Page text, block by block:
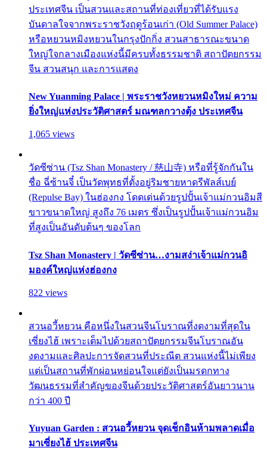
ประเทศจีน เป็นสวนและสถานที่ท่องเที่ยวที่ได้รับแรง
บันดาลใจจากพระราชวังฤดูร้อนเก่า (Old Summer Palace)
หรือหยวนหมิงหยวนในกรุงปักกิ่ง สวนสาธารณะขนาด
ใหญ่ใจกลางเมืองแห่งนี้มีครบทั้งธรรมชาติ สถาปัตยกรรม
จีน สวนสนุก และการแสดง
New Yuanming Palace | พระราชวังหยวนหมิงใหม่ ความ
ยิ่งใหญ่แห่งประวัติศาสตร์ มณฑลกวางตุ้ง ประเทศจีน
1,065 views
วัดซีซ่าน (Tsz Shan Monastery / 慈山寺) หรือที่รู้จักกันใน
ชื่อ ฉี่ซ้านจี๋ เป็นวัดพุทธที่ตั้งอยู่ริมชายหาดรีพัลส์เบย์
(Repulse Bay) ในฮ่องกง โดดเด่นด้วยรูปปั้นเจ้าแม่กวนอิมสี
ขาวขนาดใหญ่ สูงถึง 76 เมตร ซึ่งเป็นรูปปั้นเจ้าแม่กวนอิม
ที่สูงเป็นอันดับต้นๆ ของโลก
Tsz Shan Monastery | วัดซีซ่าน…งามสง่าเจ้าแม่กวนอิ
มองค์ใหญ่แห่งฮ่องกง
822 views
สวนอวี้หยวน คือหนึ่งในสวนจีนโบราณที่งดงามที่สุดใน
เซี่ยงไฮ้ เพราะเต็มไปด้วยสถาปัตยกรรมจีนโบราณอัน
งดงามและศิลปะการจัดสวนที่ประณีต สวนแห่งนี้ไม่เพียง
แต่เป็นสถานที่พักผ่อนหย่อนใจแต่ยังเป็นมรดกทาง
วัฒนธรรมที่สำคัญของจีนด้วยประวัติศาสตร์อันยาวนาน
กว่า 400 ปี
Yuyuan Garden : สวนอวี้หยวน จุดเช็กอินห้ามพลาดเมื่อ
มาเซี่ยงไฮ้ ประเทศจีน